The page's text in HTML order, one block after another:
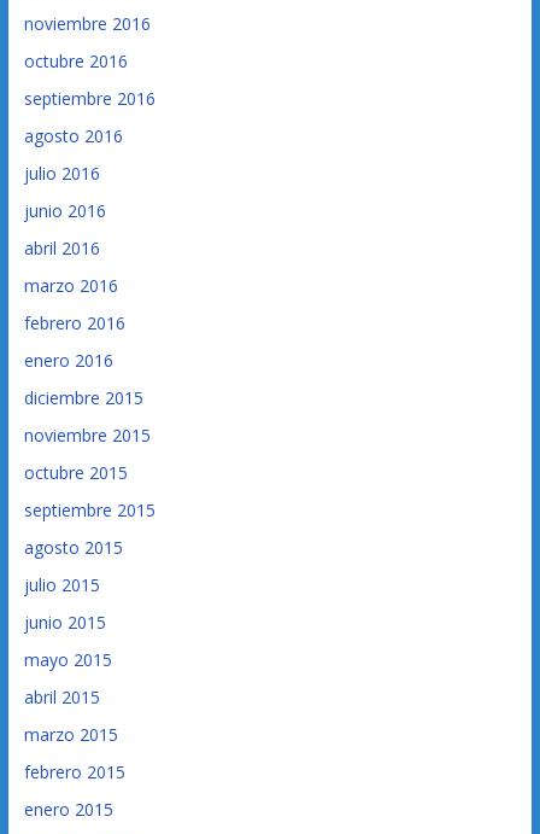
noviembre 2016
octubre 2016
septiembre 2016
agosto 2016
julio 2016
junio 2016
abril 2016
marzo 2016
febrero 2016
enero 2016
diciembre 2015
noviembre 2015
octubre 2015
septiembre 2015
agosto 2015
julio 2015
junio 2015
mayo 2015
abril 2015
marzo 2015
febrero 2015
enero 2015